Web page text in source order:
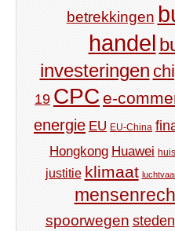
betrekkingen
handel
investeringen
19 CPC e-
energie EU EU-China
Hongkong Huawei
justitie klimaat
spoorwegen steden